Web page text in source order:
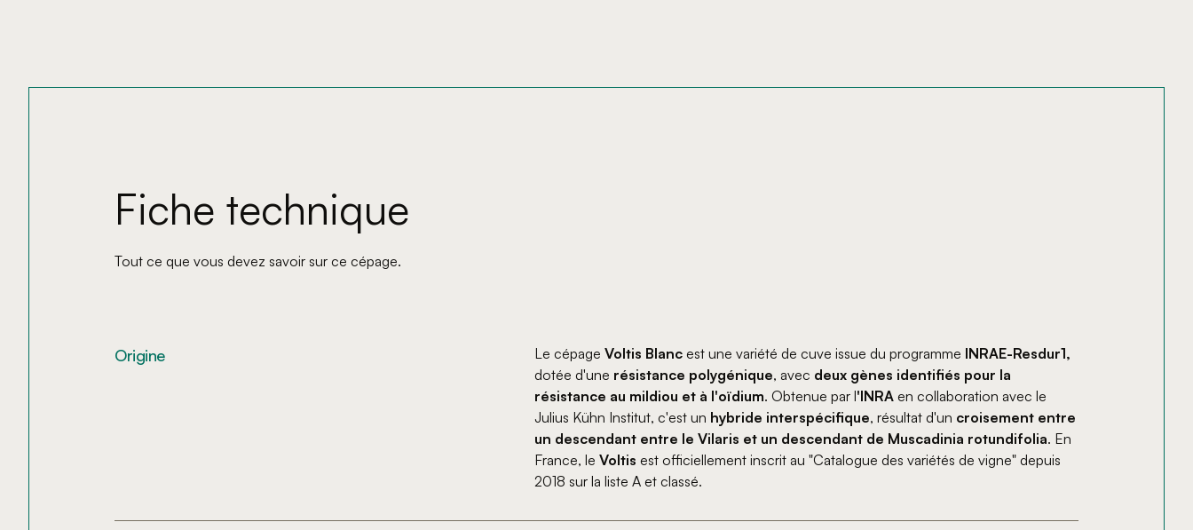
Fiche technique
Tout ce que vous devez savoir sur ce cépage.
Origine Le cépage Voltis Blancest une variété de cuve issue du programme INRAE-Resdur1,
dotée d'une résistance polygénique, avec deux gènes identifiés pour la
résistance au mildiou et à l'oïdium. Obtenue par l'INRAen collaboration avec le
Julius Kühn Institut, c'est un hybride interspécifique, résultat d'un croisement entre
un descendant entre le Vilaris et un descendant de Muscadinia rotundifolia. En
France, le Voltis est officiellement inscrit au "Catalogue des variétés de vigne" depuis
2018 sur la liste A et classé.